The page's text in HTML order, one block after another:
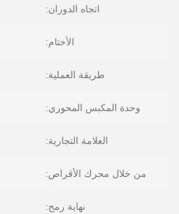
اتجاه الدوران:
الأختام:
طريقة العملية:
وحدة المكبس المحوري:
العلامة التجارية:
من خلال محرك الأقراص:
نهاية رمح: